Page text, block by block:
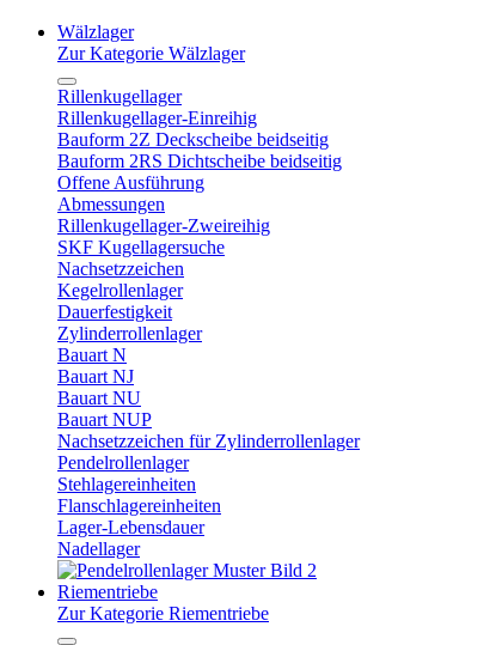
Wälzlager
Zur Kategorie Wälzlager
Rillenkugellager
Rillenkugellager-Einreihig
Bauform 2Z Deckscheibe beidseitig
Bauform 2RS Dichtscheibe beidseitig
Offene Ausführung
Abmessungen
Rillenkugellager-Zweireihig
SKF Kugellagersuche
Nachsetzzeichen
Kegelrollenlager
Dauerfestigkeit
Zylinderrollenlager
Bauart N
Bauart NJ
Bauart NU
Bauart NUP
Nachsetzzeichen für Zylinderrollenlager
Pendelrollenlager
Stehlagereinheiten
Flanschlagereinheiten
Lager-Lebensdauer
Nadellager
Riementriebe
Zur Kategorie Riementriebe